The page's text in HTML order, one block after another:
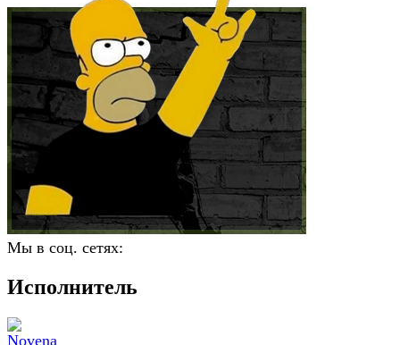
Мы в соц. сетях:
Исполнитель